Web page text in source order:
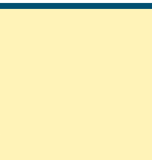
page page page page